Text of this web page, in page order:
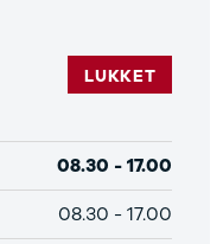
LUKKET
08.30 -17.00
08.30 -17.00